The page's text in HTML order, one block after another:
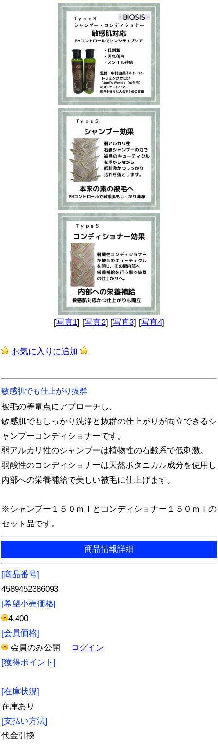
[写真1] [写真2] [写真3] [写真4]
お気に入りに追加
敏感肌でも仕上がり抜群
被毛の等電点にアプローチし、
敏感肌でもしっかり洗浄と抜群の仕上がりが両立できるシ
ャンプーコンディショナーです。
弱アルカリ性のシャンプーは植物性の石鹸系で低刺激。
弱酸性のコンディショナーは天然ボタニカル成分を使用し
内部への栄養補給で美しい被毛に仕上げます。
※シャンプー１５０ｍｌとコンディショナー１５０ｍｌの
セット品です。
商品情報詳細
[商品番号]
4589452386093
[希望小売価格]
4,400
[会員価格]
会員のみ公開
ログイン
[獲得ポイント]
[在庫状況]
在庫あり
[支払い方法]
代金引換